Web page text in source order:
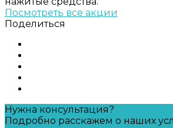
Посмотреть все акции
Поделиться
Нужна консультация?
Подробно расскажем о наших